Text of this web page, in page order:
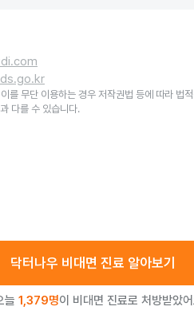
를 무단 이용하는 경우 저작권법 등에 따라 법
다를 수 있습니다.
닥터나우 비대면 진료 알아보기
늘 1,379명이 비대면 진료로 처방받았